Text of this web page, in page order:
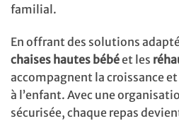
familial.
En offrant des solutions
chaises hautes bébéet les
accompagnent la croissance
à l’enfant. Avec une
sécurisée, chaque repas